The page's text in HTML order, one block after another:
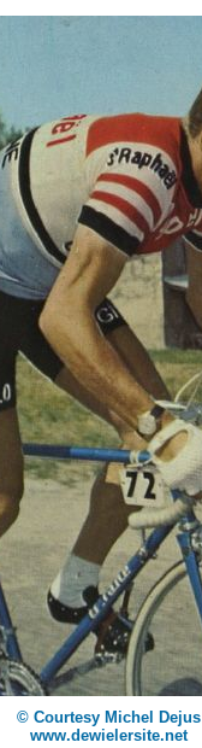
© Courtesy Michel Dejus
www.dewielersite.net